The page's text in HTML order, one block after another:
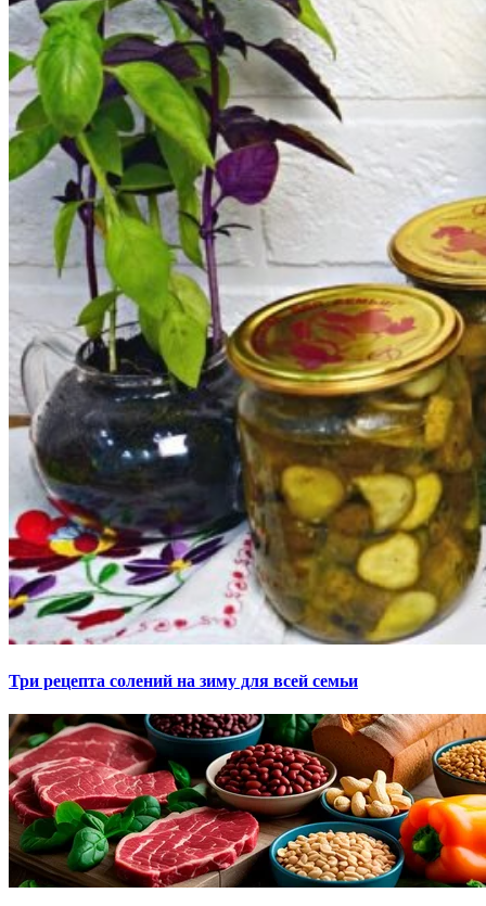
Три рецепта солений на зиму для всей семьи